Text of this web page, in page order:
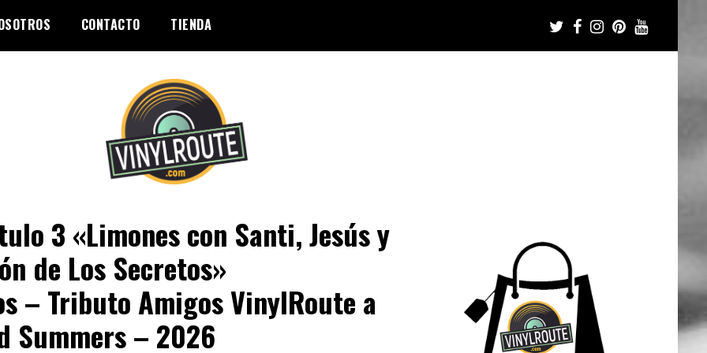
CONTACTO TIENDA
3 «Limones con Santi, Jesús y
de Los Secretos»
– Tributo Amigos VinylRoute a
Summers – 2026